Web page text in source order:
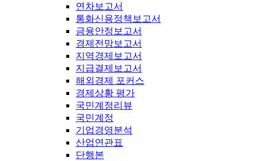
연차보고서
통화신용정책보고서
금융안정보고서
경제전망보고서
지역경제보고서
지급결제보고서
해외경제 포커스
경제상황 평가
국민계정리뷰
국민계정
기업경영분석
산업연관표
단행본